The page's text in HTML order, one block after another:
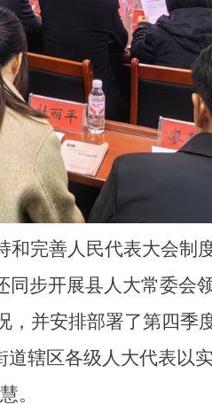
完善人民代表大会制
步开展县人大常委会
并安排部署了第四季
辖区各级人大代表以
。